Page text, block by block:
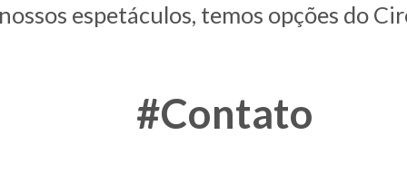
espetáculos, temos opções do
#Contato